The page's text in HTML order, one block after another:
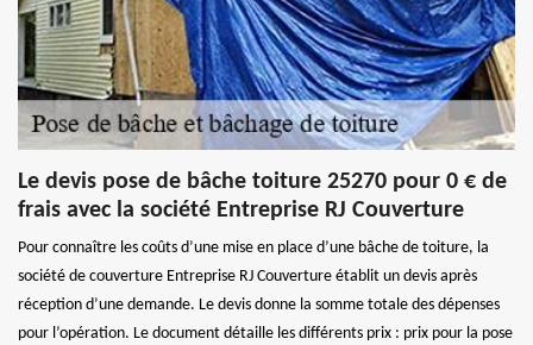
Le devis pose de bâche toiture 25270 pour 0 € de
frais avec la société Entreprise RJ Couverture
Pour connaître les coûts d’une mise en place d’une bâche de toiture, la
société de couverture Entreprise RJ Couverture établit un devis après
réception d’une demande. Le devis donne la somme totale des dépenses
pour l’opération. Le document détaille les différents prix : prix pour la pose